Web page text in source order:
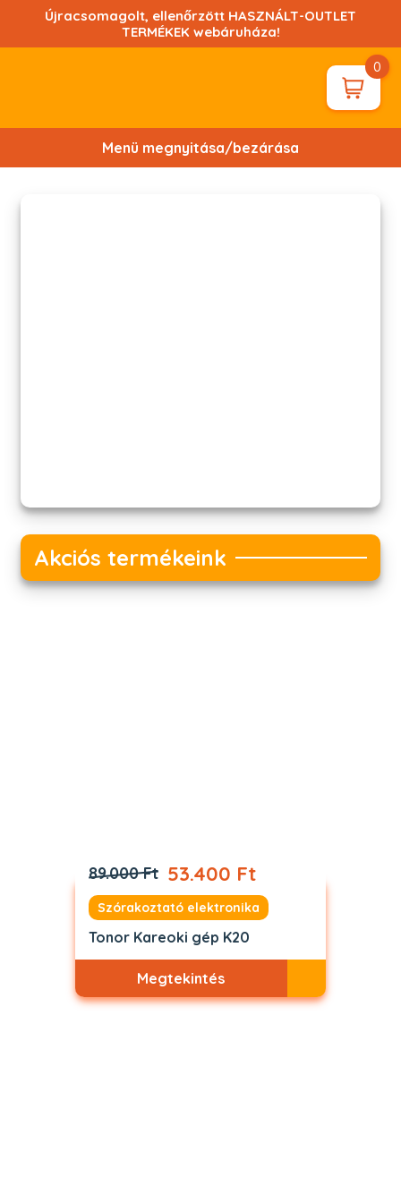
tartalomhoz!
Újracsomagolt, ellenőrzött HASZNÁLT-OUTLET
TERMÉKEK webáruháza!
0
Menü megnyitása/bezárása
Akciós termékeink
89.000 Ft 53.400 Ft
Szórakoztató elektronika
Tonor Kareoki gép K20
Megtekintés